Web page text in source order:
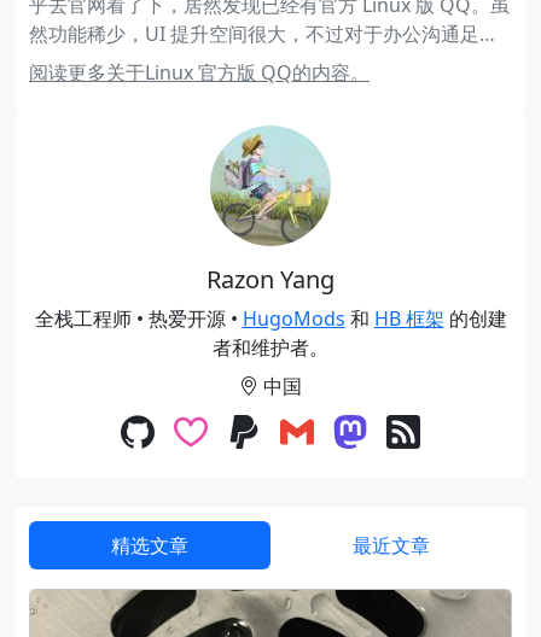
然功能稀少，UI 提升空间很大，不过对于办公沟通足
矣。而且依赖少，不需要 wine，总体来说还是不错的。
阅读更多关于Linux 官方版 QQ的内容。
Razon Yang
全栈工程师 • 热爱开源 • HugoMods 和 HB 框架 的创建
者和维护者。
中国
精选文章 最近文章